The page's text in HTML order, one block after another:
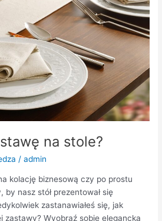
na stole?
/admin
kolację biznesową czy po prostu
nasz stół prezentował się
zastanawiałeś się, jak
zastawy? Wyobraź sobie elegancką